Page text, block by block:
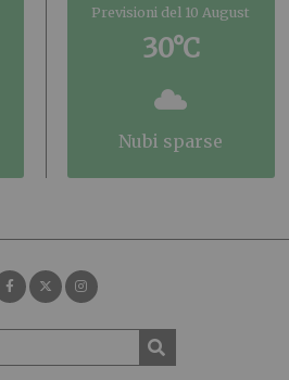
Previsioni del 10 August
30°C
nubi sparse